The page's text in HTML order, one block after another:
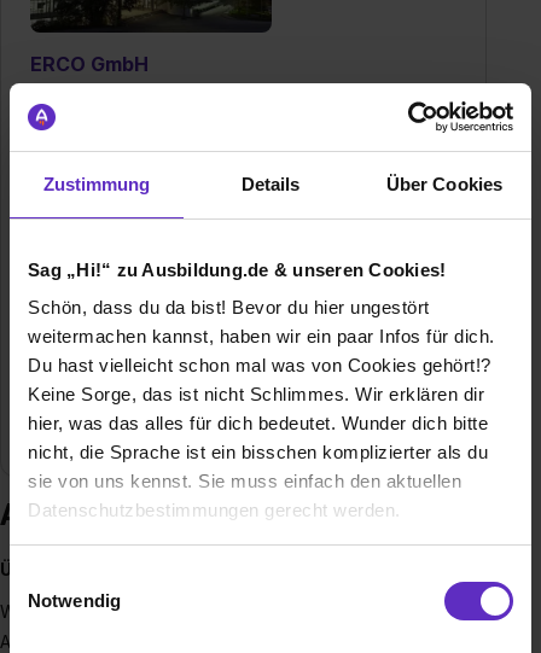
Zustimmung Details Über Cookies
Sag „Hi!“ zu Ausbildung.de & unseren Cookies!
Schön, dass du da bist! Bevor du hier ungestört
weitermachen kannst, haben wir ein paar Infos für dich.
Du hast vielleicht schon mal was von Cookies gehört!?
Keine Sorge, das ist nicht Schlimmes. Wir erklären dir
hier, was das alles für dich bedeutet. Wunder dich bitte
nicht, die Sprache ist ein bisschen komplizierter als du
sie von uns kennst. Sie muss einfach den aktuellen
Datenschutzbestimmungen gerecht werden.
Einwilligungsauswahl
Notwendig
ERCO GmbH
Brockhauser Weg 80-82
58507 Lüdenscheid
E-Mail anzeigen
140 Mio € (2022)
Elektro/Elektronik, Metallverarbeitung,
Industrietechnik
Ausbildung bei ERCO GmbH
Über uns
Wir sind ein international führender Spezialist für
Architekturbeleuchtung mit LED-Technologie. ERCO wurde